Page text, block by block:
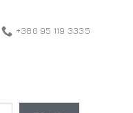
+380 95 119 3335